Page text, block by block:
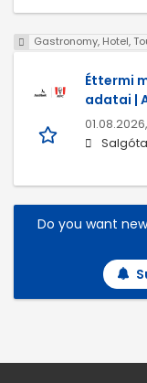
Gastronomy, Hotel,
Éttermi
adatai |
01.08.2026,
Do you want